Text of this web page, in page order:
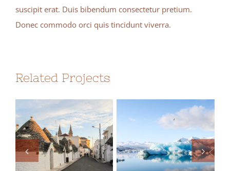
suscipit erat. Duis bibendum consectetur pretium.
Donec commodo orci quis tincidunt viverra.
Related Projects